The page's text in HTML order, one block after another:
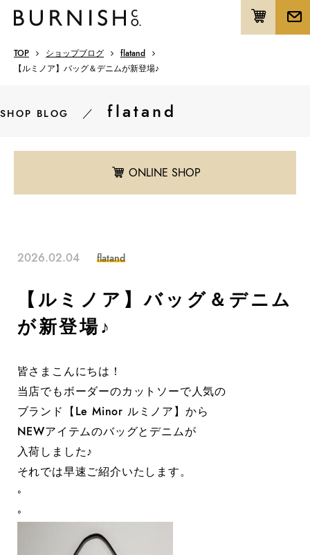
TOP ショップブログ
flatand
【ルミノア】バッグ＆デニムが新登場♪
SHOP BLOG ／ flatand
ONLINE SHOP
2026.02.04 flatand
【ルミノア】バッグ＆デニム
が新登場♪
皆さまこんにちは！
当店でもボーダーのカットソーで人気の
ブランド【Le Minor ルミノア】から
NEWアイテムのバッグとデニムが
入荷しました♪
それでは早速ご紹介いたします。
◦
◦